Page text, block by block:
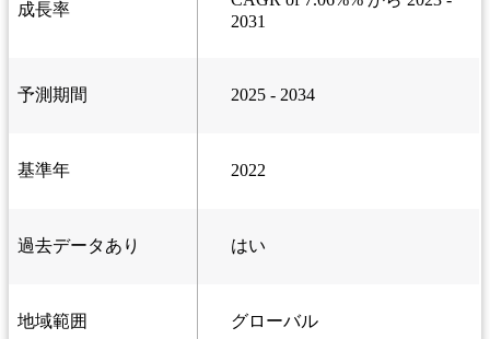
成長率
2031
予測期間 2025 - 2034
基準年 2022
過去データあり はい
地域範囲 グローバル